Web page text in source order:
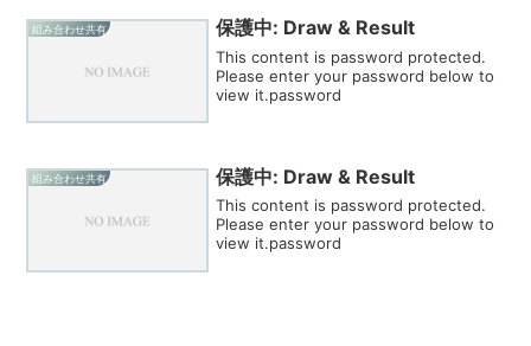
組み合わせ共有 保護中: Draw & Result
This content is password protected.
Please enter your password below to
view it.password
組み合わせ共有 保護中: Draw & Result
This content is password protected.
Please enter your password below to
view it.password